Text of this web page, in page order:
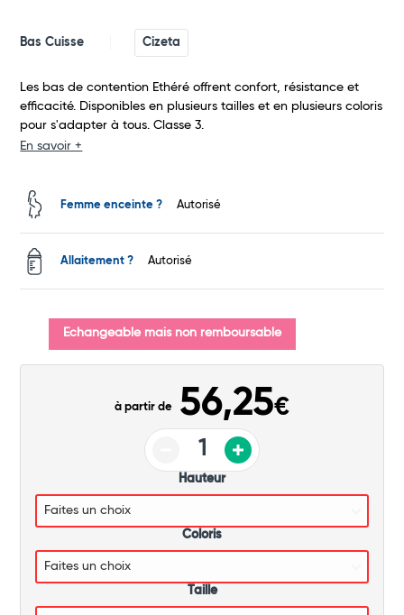
Total
Bas Cuisse Cizeta
Les bas de contention Ethéré offrent confort, résistance et
efficacité. Disponibles en plusieurs tailles et en plusieurs coloris
pour s'adapter à tous. Classe 3.
En savoir +
Femme enceinte ? Autorisé
Allaitement ? Autorisé
Echangeable mais non remboursable
à partir de 56,25€
Hauteur
Coloris
Taille